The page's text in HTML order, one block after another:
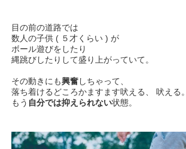
目の前の道路では
数人の子供 ( ５才くらい ) が
ボール遊びをしたり
縄跳びしたりして盛り上がっていて。
その動きにも興奮しちゃって、
落ち着けるどころかますます吠える、 吠える。
もう 自分では抑えられない状態。